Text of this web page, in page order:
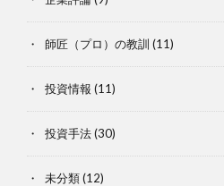
師匠（プロ）の教訓 (11)
投資情報 (11)
投資手法(30)
未分類(12)